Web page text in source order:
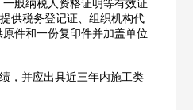
供税务登记证、组织机构代
件和一份复印件并加盖单位
，并应出具近三年内施工类
供应商 ဆ